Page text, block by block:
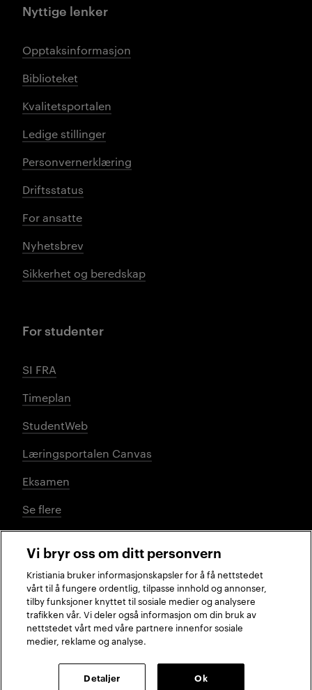
Nyttige lenker
Opptaksinformasjon
Biblioteket
Kvalitetsportalen
Ledige stillinger
Personvernerklæring
Driftsstatus
For ansatte
Nyhetsbrev
Sikkerhet og beredskap
For studenter
SI FRA
Timeplan
StudentWeb
Læringsportalen Canvas
Eksamen
Se flere
Sosiale medier
FacebookInstagramLinkedInTikTok
2026 © Kristiania
Vi bryr oss om ditt personvern
Kristiania bruker informasjonskapsler for å få nettstedet
vårt til å fungere ordentlig, tilpasse innhold og annonser,
tilby funksjoner knyttet til sosiale medier og analysere
trafikken vår. Vi deler også informasjon om din bruk av
nettstedet vårt med våre partnere innenfor sosiale
medier, reklame og analyse.
Detaljer Ok